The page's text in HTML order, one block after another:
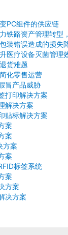
PC组件的供应链
铁路资产管理转型
装错误造成的损失
医疗设备灭菌管理
货难题
化零售运营
冒产品威胁
打印解决方案
解决方案
贴标解决方案
案
案
方案
案
标签系统
案
方案
决方案